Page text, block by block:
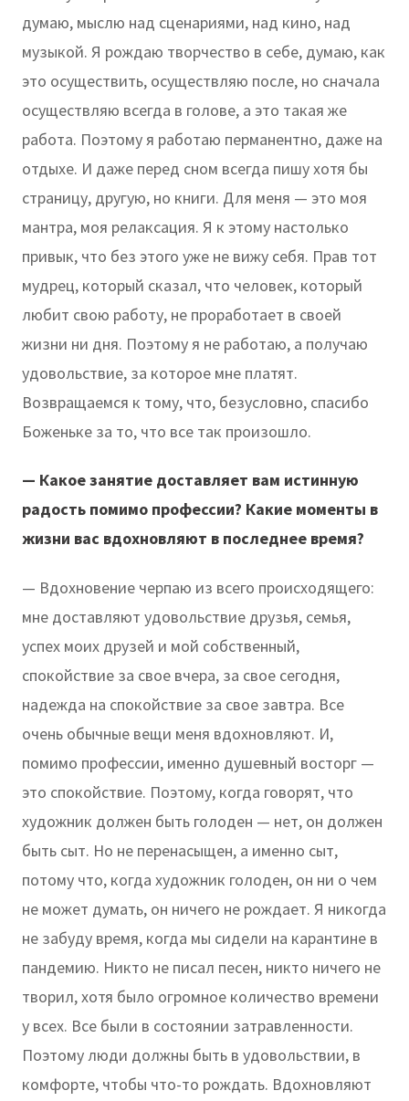
думаю, мыслю над сценариями, над кино, над
музыкой. Я рождаю творчество в себе, думаю, как
это осуществить, осуществляю после, но сначала
осуществляю всегда в голове, а это такая же
работа. Поэтому я работаю перманентно, даже на
отдыхе. И даже перед сном всегда пишу хотя бы
страницу, другую, но книги. Для меня — это моя
мантра, моя релаксация. Я к этому настолько
привык, что без этого уже не вижу себя. Прав тот
мудрец, который сказал, что человек, который
любит свою работу, не проработает в своей
жизни ни дня. Поэтому я не работаю, а получаю
удовольствие, за которое мне платят.
Возвращаемся к тому, что, безусловно, спасибо
Боженьке за то, что все так произошло.
— Какое занятие доставляет вам истинную
радость помимо профессии? Какие моменты в
жизни вас вдохновляют в последнее время?
— Вдохновение черпаю из всего происходящего:
мне доставляют удовольствие друзья, семья,
успех моих друзей и мой собственный,
спокойствие за свое вчера, за свое сегодня,
надежда на спокойствие за свое завтра. Все
очень обычные вещи меня вдохновляют. И,
помимо профессии, именно душевный восторг —
это спокойствие. Поэтому, когда говорят, что
художник должен быть голоден — нет, он должен
быть сыт. Но не перенасыщен, а именно сыт,
потому что, когда художник голоден, он ни о чем
не может думать, он ничего не рождает. Я никогда
не забуду время, когда мы сидели на карантине в
пандемию. Никто не писал песен, никто ничего не
творил, хотя было огромное количество времени
у всех. Все были в состоянии затравленности.
Поэтому люди должны быть в удовольствии, в
комфорте, чтобы что-то рождать. Вдохновляют